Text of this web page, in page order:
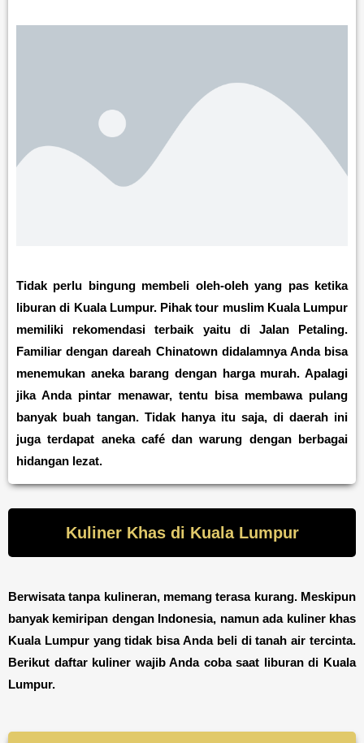
Tidak perlu bingung membeli oleh-oleh yang pas ketika
liburan di Kuala Lumpur. Pihak tour muslim Kuala Lumpur
memiliki rekomendasi terbaik yaitu di Jalan Petaling.
Familiar dengan dareah Chinatown didalamnya Anda bisa
menemukan aneka barang dengan harga murah. Apalagi
jika Anda pintar menawar, tentu bisa membawa pulang
banyak buah tangan. Tidak hanya itu saja, di daerah ini
juga terdapat aneka café dan warung dengan berbagai
hidangan lezat.
Kuliner Khas di Kuala Lumpur
Berwisata tanpa kulineran, memang terasa kurang. Meskipun
banyak kemiripan dengan Indonesia, namun ada kuliner khas
Kuala Lumpur yang tidak bisa Anda beli di tanah air tercinta.
Berikut daftar kuliner wajib Anda coba saat liburan di Kuala
Lumpur.